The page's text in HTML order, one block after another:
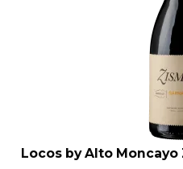
Locos by Alto Moncayo